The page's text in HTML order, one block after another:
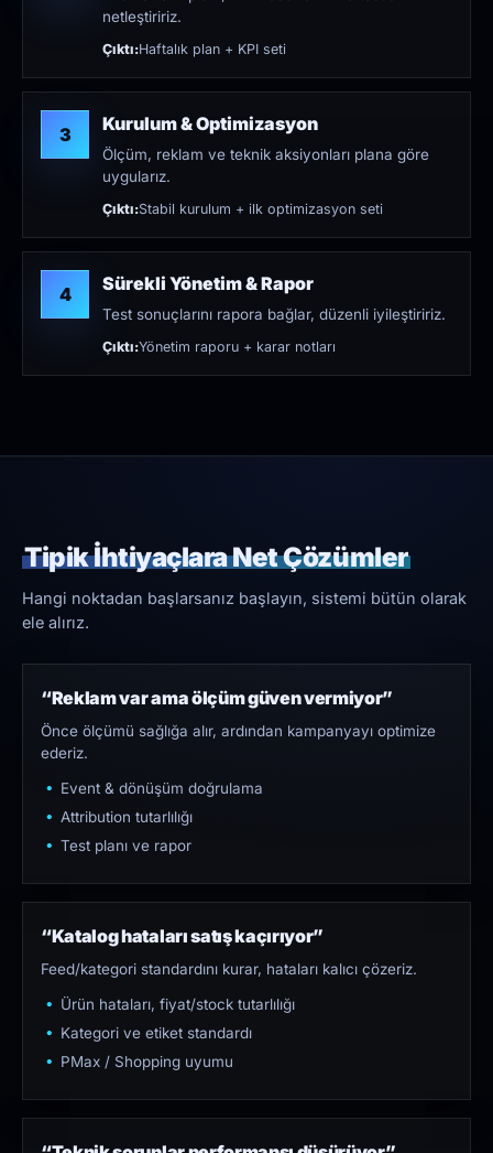
netleştiririz.
Çıktı:Haftalık plan + KPI seti
3 Kurulum & Optimizasyon
Ölçüm, reklam ve teknik aksiyonları plana göre
uygularız.
Çıktı:Stabil kurulum + ilk optimizasyon seti
4 Sürekli Yönetim & Rapor
Test sonuçlarını rapora bağlar, düzenli iyileştiririz.
Çıktı:Yönetim raporu + karar notları
Tipik İhtiyaçlara Net Çözümler
Hangi noktadan başlarsanız başlayın, sistemi bütün olarak
ele alırız.
“Reklam var ama ölçüm güven vermiyor”
Önce ölçümü sağlığa alır, ardından kampanyayı optimize
ederiz.
Event & dönüşüm doğrulama
Attribution tutarlılığı
Test planı ve rapor
“Katalog hataları satış kaçırıyor”
Feed/kategori standardını kurar, hataları kalıcı çözeriz.
Ürün hataları, fiyat/stock tutarlılığı
Kategori ve etiket standardı
PMax / Shopping uyumu